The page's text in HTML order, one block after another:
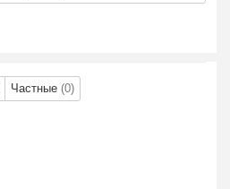
Частные (0)